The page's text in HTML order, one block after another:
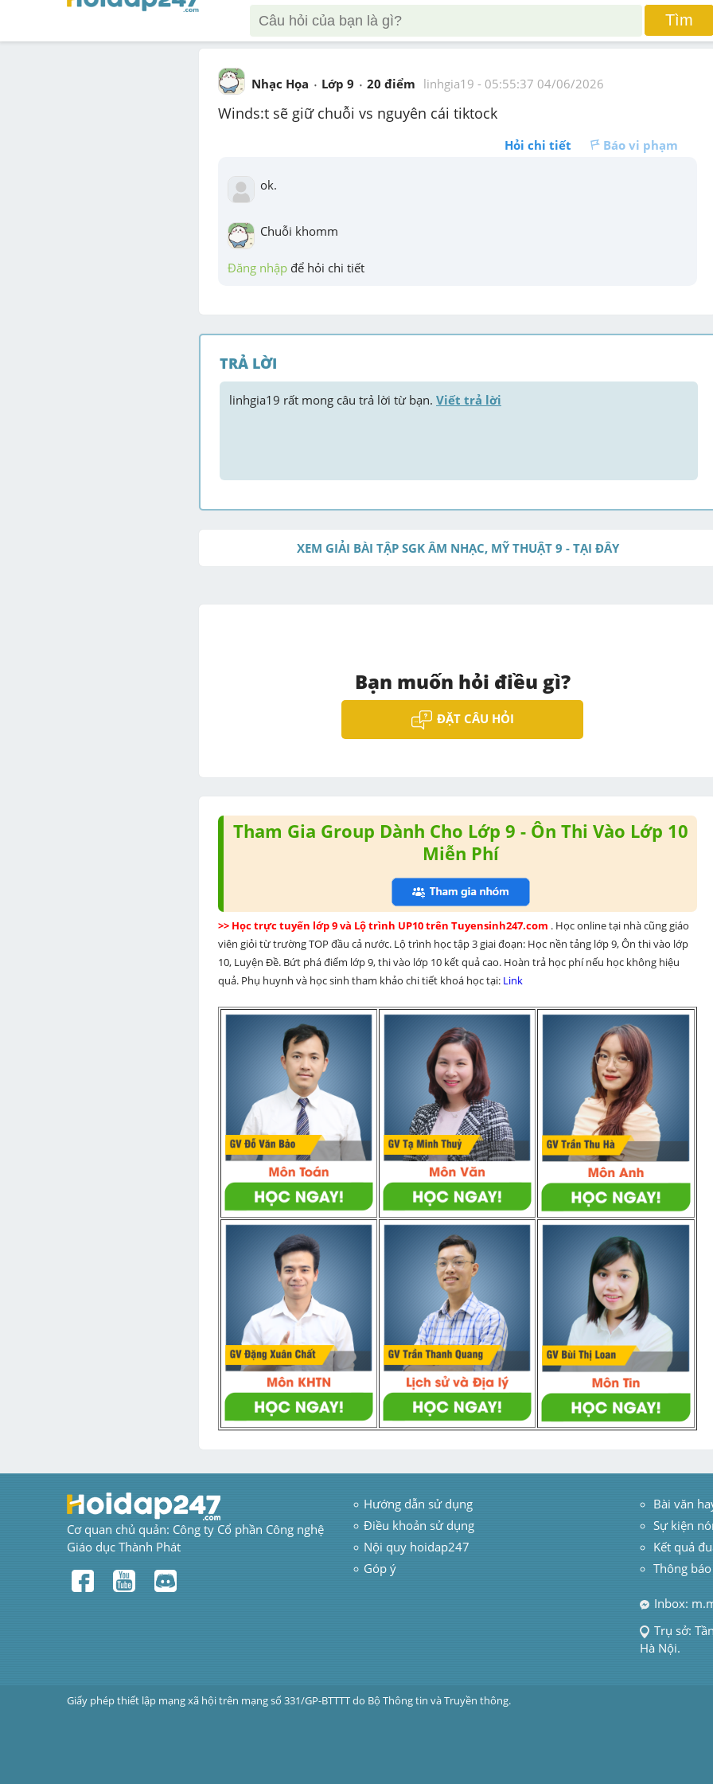
Tìm
Nhạc Họa Lớp 9 20 điểm linhgia19 - 05:55:37 04/06/2026
Winds:t sẽ giữ chuỗi vs nguyên cái tiktock
Hỏi chi tiết Báo vi phạm
ok.
Chuỗi khomm
Đăng nhập để hỏi chi tiết
TRẢ LỜI
linhgia19 rất mong câu trả lời từ bạn. Viết trả lời
XEM GIẢI BÀI TẬP SGK ÂM NHẠC, MỸ THUẬT 9 - TẠI ĐÂY
Bạn muốn hỏi điều gì?
ĐẶT CÂU HỎI
Tham Gia Group Dành Cho Lớp 9 - Ôn Thi Vào Lớp 10
Miễn Phí
>> Học trực tuyến lớp 9 và Lộ trình UP10 trên Tuyensinh247.com . Học online tại nhà cũng giáo
viên giỏi từ trường TOP đầu cả nước. Lộ trình học tập 3 giai đoạn: Học nền tảng lớp 9, Ôn thi vào lớp
10, Luyện Đề. Bứt phá điểm lớp 9, thi vào lớp 10 kết quả cao. Hoàn trả học phí nếu học không hiệu
quả. Phụ huynh và học sinh tham khảo chi tiết khoá học tại: Link
Cơ quan chủ quản: Công ty Cổ phần Công nghệ
Giáo dục Thành Phát
Hướng dẫn sử dụng
Điều khoản sử dụng
Nội quy hoidap247
Góp ý
Bài văn
Sự kiện
Kết quả
Thông báo
Inbox:
Trụ sở:
Hà Nội.
Giấy phép thiết lập mạng xã hội trên mạng số 331/GP-BTTTT do Bộ Thông tin và Truyền thông.